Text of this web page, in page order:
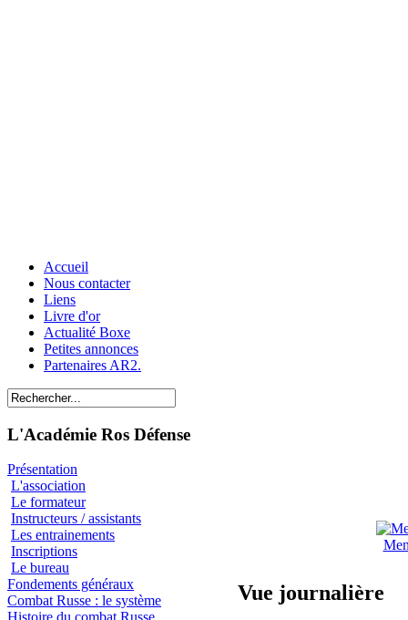
Accueil
Nous contacter
Liens
Livre d'or
Actualité Boxe
Petites annonces
Partenaires AR2.
L'Académie Ros Défense
Présentation
L'association
Le formateur
Instructeurs / assistants
Les entrainements
Inscriptions
Le bureau
Fondements généraux
Combat Russe : le système
Vue journalière